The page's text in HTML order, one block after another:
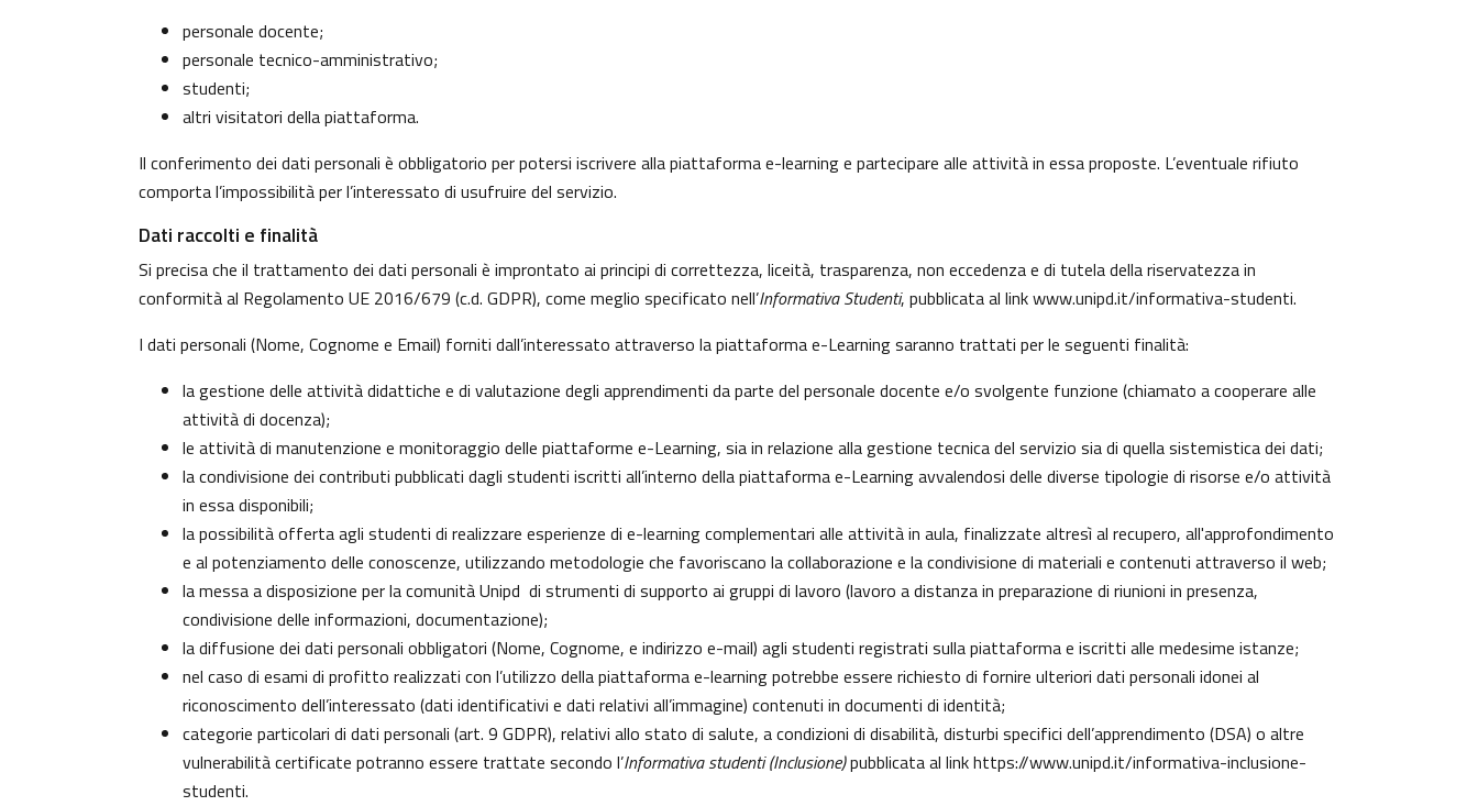
personale docente;
personale tecnico-amministrativo;
studenti;
altri visitatori della piattaforma.
Il conferimento dei dati personali è obbligatorio per potersi iscrivere alla piattaforma e-learning e partecipare alle attività in essa proposte. L’eventuale rifiuto
comporta l’impossibilità per l’interessato di usufruire del servizio.
Dati raccolti e finalità
Si precisa che il trattamento dei dati personali è improntato ai principi di correttezza, liceità, trasparenza, non eccedenza e di tutela della riservatezza in
conformità al Regolamento UE 2016/679 (c.d. GDPR), come meglio specificato nell’Informativa Studenti, pubblicata al linkwww.unipd.it/informativa-studenti.
I dati personali (Nome, Cognome e Email) forniti dall’interessato attraverso la piattaforma e-Learning saranno trattati per le seguenti finalità:
la gestione delle attività didattiche e di valutazione degli apprendimenti da parte del personale docente e/o svolgente funzione (chiamato a cooperare alle
attività di docenza);
le attività di manutenzione e monitoraggio delle piattaforme e-Learning, sia in relazione alla gestione tecnica del servizio sia di quella sistemistica dei dati;
la condivisione dei contributi pubblicati dagli studenti iscritti all’interno della piattaforma e-Learning avvalendosi delle diverse tipologie di risorse e/o attività
in essa disponibili;
la possibilità offerta agli studenti di realizzare esperienze di e-learning complementari alle attività in aula, finalizzate altresì al recupero, all'approfondimento
e al potenziamento delle conoscenze, utilizzando metodologie che favoriscano la collaborazione e la condivisione di materiali e contenuti attraverso il web;
la messa a disposizione per la comunità Unipd di strumenti di supporto ai gruppi di lavoro (lavoro a distanza in preparazione di riunioni in presenza,
condivisione delle informazioni, documentazione);
la diffusione dei dati personali obbligatori (Nome, Cognome, e indirizzo e-mail) agli studenti registrati sulla piattaforma e iscritti alle medesime istanze;
nel caso di esami di profitto realizzati con l’utilizzo della piattaforma e-learning potrebbe essere richiesto di fornire ulteriori dati personali idonei al
riconoscimento dell’interessato (dati identificativi e dati relativi all’immagine) contenuti in documenti di identità;
categorie particolari di dati personali (art. 9 GDPR), relativi allo stato di salute, a condizioni di disabilità, disturbi specifici dell’apprendimento (DSA) o altre
vulnerabilità certificate potranno essere trattate secondo l’Informativa studenti (Inclusione)pubblicata al linkhttps://www.unipd.it/informativa-inclusione-
studenti.